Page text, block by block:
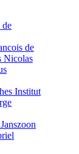
de
de
Nicolas
Institut